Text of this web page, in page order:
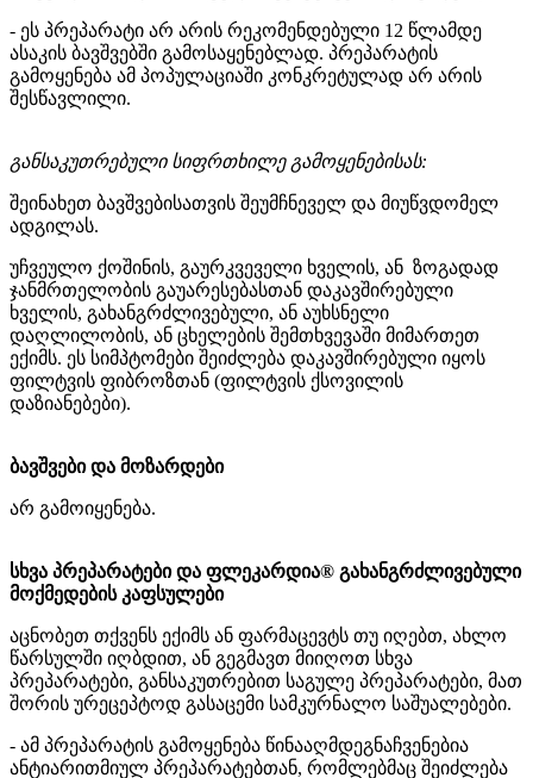
- ეს პრეპარატი არ არის რეკომენდებული 12 წლამდე
ასაკის ბავშვებში გამოსაყენებლად. პრეპარატის
გამოყენება ამ პოპულაციაში კონკრეტულად არ არის
შესწავლილი.
განსაკუთრებული სიფრთხილე გამოყენებისას:
შეინახეთ ბავშვებისათვის შეუმჩნეველ და მიუწვდომელ
ადგილას.
უჩვეულო ქოშინის, გაურკვეველი ხველის, ან ზოგადად
ჯანმრთელობის გაუარესებასთან დაკავშირებული
ხველის, გახანგრძლივებული, ან აუხსნელი
დაღლილობის, ან ცხელების შემთხვევაში მიმართეთ
ექიმს. ეს სიმპტომები შეიძლება დაკავშირებული იყოს
ფილტვის ფიბროზთან (ფილტვის ქსოვილის
დაზიანებები).
ბავშვები და მოზარდები
არ გამოიყენება.
სხვა პრეპარატები და ფლეკარდია® გახანგრძლივებული
მოქმედების კაფსულები
აცნობეთ თქვენს ექიმს ან ფარმაცევტს თუ იღებთ, ახლო
წარსულში იღბდით, ან გეგმავთ მიიღოთ სხვა
პრეპარატები, განსაკუთრებით საგულე პრეპარატები, მათ
შორის ურეცეპტოდ გასაცემი სამკურნალო საშუალებები.
- ამ პრეპარატის გამოყენება წინააღმდეგნაჩვენებია
ანტიარითმიულ პრეპარატებთან, რომლებმაც შეიძლება